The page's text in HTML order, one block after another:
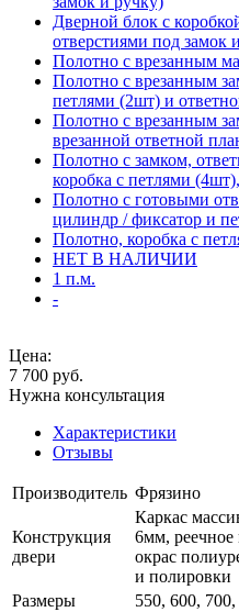
Дверной блок с
отверстиями под замок
Полотно с врезанным
Полотно с врезанным
петлями (2шт) и
Полотно с врезанным
врезанной ответной
Полотно с замком,
коробка с петлями
Полотно с готовыми
цилиндр / фиксатор и
Полотно, коробка с
НЕТ В НАЛИЧИИ
1 п.м.
-
Цена:
7 700 руб.
Нужна консультация
Характеристики
Отзывы
Производитель Фрязино
Конструкция
двери
Каркас
6мм, реечное
окрас
и полировки
Размеры
550, 600,